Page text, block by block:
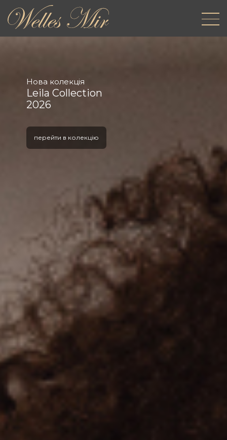
Нова колекція
Leila Collection
2026
перейти в колекцію